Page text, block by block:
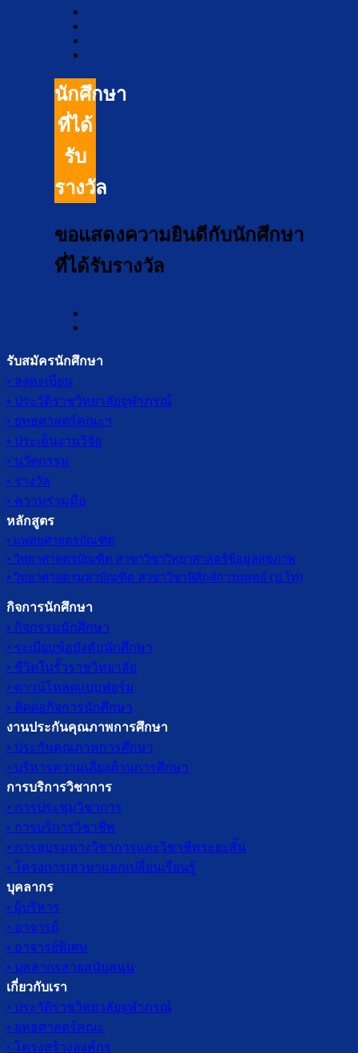
นักศึกษา
ที่ได้
รับ
รางวัล
ขอแสดงความยินดีกับนักศึกษา
ที่ได้รับรางวัล
รับสมัครนักศึกษา
• ลงทะเบียน
• ประวัติราชวิทยาลัยจุฬาภรณ์
• ยุทธศาสตร์คณะฯ
• ประเด็นงานวิจัย
• นวัตกรรม
• รางวัล
• ความร่วมมือ
หลักสูตร
• แพทยศาสตรบัณฑิต
• วิทยาศาสตรบัณฑิต สาขาวิชาวิทยาศาสตร์ข้อมูลสุขภาพ
• วิทยาศาสตรมหาบัณฑิต สาขาวิชาฟิสิกส์การแพทย์ (ป.โท)
กิจการนักศึกษา
• กิจกรรมนักศึกษา
• ระเบียบข้อบังคับนักศึกษา
• ชีวิตในรั้วราชวิทยาลัย
• ดาวน์โหลดแบบฟอร์ม
• ติดต่อกิจการนักศึกษา
งานประกันคุณภาพการศึกษา
• ประกันคุณภาพการศึกษา
• บริหารความเสี่ยงด้านการศึกษา
การบริการวิชาการ
• การประชุมวิชาการ
• การบริการวิชาชีพ
• การอบรมทางวิชาการและวิชาชีพระยะสั้น
• โครงการเสวนาแลกเปลี่ยนเรียนรู้
บุคลากร
• ผู้บริหาร
• อาจารย์
• อาจารย์พิเศษ
• บุคลากรสายสนับสนุน
เกี่ยวกับเรา
• ประวัติราชวิทยาลัยจุฬาภรณ์
• ยุทธศาสตร์คณะ
• โครงสร้างองค์กร